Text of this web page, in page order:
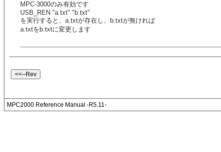
MPC-3000のみ有効です
USB_REN "a.txt" "b.txt"
を実行すると、a.txtが存在し、b.txtが無ければ
a.txtをb.txtに変更します
MPC2000 Reference Manual -R5.11-